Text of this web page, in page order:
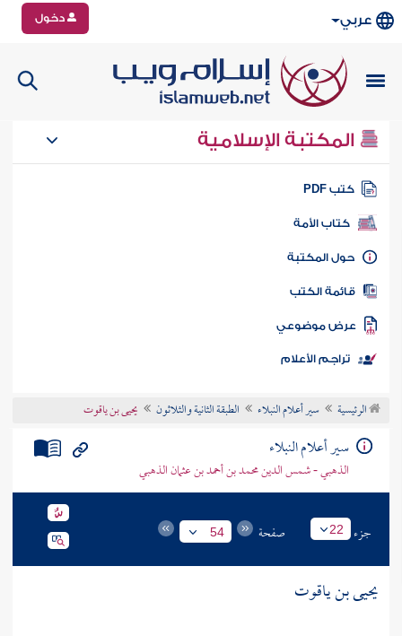
عربي دخول
المكتبة الإسلامية
كتب PDF
كتاب الأمة
المكتبة
الكتب
موضوعي
تراجم الأعلام
الرئيسية سير أعلام النبلاء الطبقة الثانية والثلاثون يحيى بن ياقوت
سير أعلام النبلاء
الذهبي - شمس الدين محمد بن أحمد بن عثمان الذهبي
جزء 22 صفحة 54
يحيى بن ياقوت